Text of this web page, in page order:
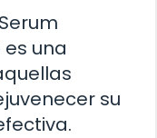
una
su